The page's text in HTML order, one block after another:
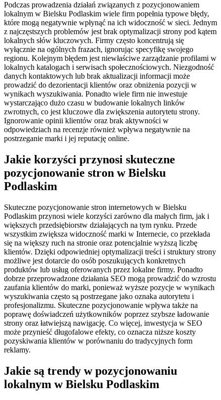
Podczas prowadzenia działań związanych z pozycjonowaniem
lokalnym w Bielsku Podlaskim wiele firm popełnia typowe błędy,
które mogą negatywnie wpłynąć na ich widoczność w sieci. Jednym
z najczęstszych problemów jest brak optymalizacji strony pod kątem
lokalnych słów kluczowych. Firmy często koncentrują się
wyłącznie na ogólnych frazach, ignorując specyfikę swojego
regionu. Kolejnym błędem jest niewłaściwe zarządzanie profilami w
lokalnych katalogach i serwisach społecznościowych. Niezgodność
danych kontaktowych lub brak aktualizacji informacji może
prowadzić do dezorientacji klientów oraz obniżenia pozycji w
wynikach wyszukiwania. Ponadto wiele firm nie inwestuje
wystarczająco dużo czasu w budowanie lokalnych linków
zwrotnych, co jest kluczowe dla zwiększenia autorytetu strony.
Ignorowanie opinii klientów oraz brak aktywności w
odpowiedziach na recenzje również wpływa negatywnie na
postrzeganie marki i jej reputację online.
Jakie korzyści przynosi skuteczne
pozycjonowanie stron w Bielsku
Podlaskim
Skuteczne pozycjonowanie stron internetowych w Bielsku
Podlaskim przynosi wiele korzyści zarówno dla małych firm, jak i
większych przedsiębiorstw działających na tym rynku. Przede
wszystkim zwiększa widoczność marki w Internecie, co przekłada
się na większy ruch na stronie oraz potencjalnie wyższą liczbę
klientów. Dzięki odpowiedniej optymalizacji treści i struktury strony
możliwe jest dotarcie do osób poszukujących konkretnych
produktów lub usług oferowanych przez lokalne firmy. Ponadto
dobrze przeprowadzone działania SEO mogą prowadzić do wzrostu
zaufania klientów do marki, ponieważ wyższe pozycje w wynikach
wyszukiwania często są postrzegane jako oznaka autorytetu i
profesjonalizmu. Skuteczne pozycjonowanie wpływa także na
poprawę doświadczeń użytkowników poprzez szybsze ładowanie
strony oraz łatwiejszą nawigację. Co więcej, inwestycja w SEO
może przynieść długofalowe efekty, co oznacza niższe koszty
pozyskiwania klientów w porównaniu do tradycyjnych form
reklamy.
Jakie są trendy w pozycjonowaniu
lokalnym w Bielsku Podlaskim